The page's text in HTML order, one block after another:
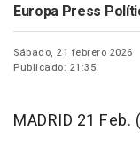
Europa Press
Sábado, 21 febrero 2026
Publicado: 21:35
MADRID 21 Feb.